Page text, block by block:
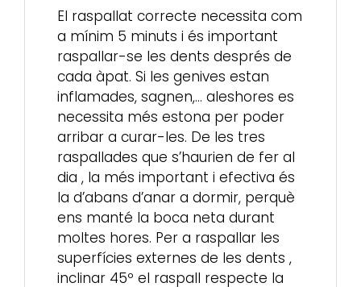
El raspallat correcte necessita com
a mínim 5 minuts i és important
raspallar-se les dents després de
cada àpat. Si les genives estan
inflamades, sagnen,… aleshores es
necessita més estona per poder
arribar a curar-les. De les tres
raspallades que s’haurien de fer al
dia , la més important i efectiva és
la d’abans d’anar a dormir, perquè
ens manté la boca neta durant
moltes hores. Per a raspallar les
superfícies externes de les dents ,
inclinar 45º el raspall respecte la